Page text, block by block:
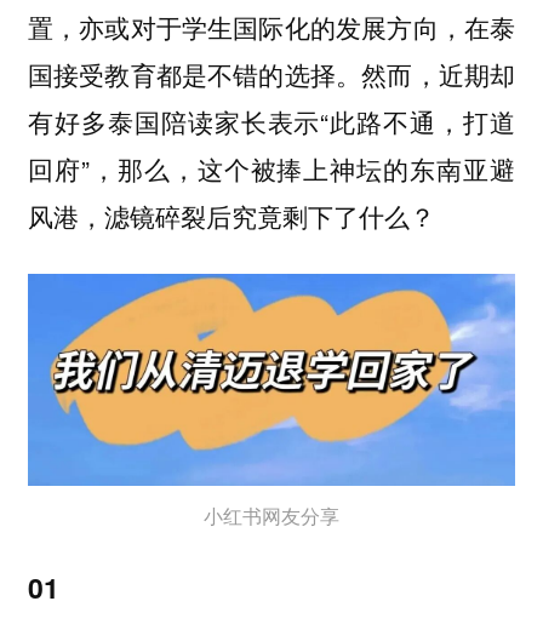
置，亦或对于学生国际化的发展方向，在泰
国接受教育都是不错的选择。然而，近期却
有好多泰国陪读家长表示“此路不通，打道
回府”，那么，这个被捧上神坛的东南亚避
风港，滤镜碎裂后究竟剩下了什么？
小红书网友分享
01